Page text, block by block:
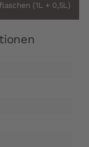
(1L + 0,5L)